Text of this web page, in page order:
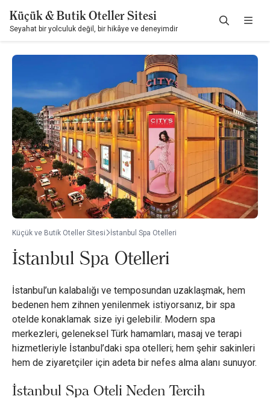
Küçük & Butik Oteller Sitesi
Seyahat bir yolculuk değil, bir hikâye ve deneyimdir
Küçük ve Butik Oteller Sitesi İstanbul Spa Otelleri
İstanbul Spa Otelleri
İstanbul’un kalabalığı ve temposundan uzaklaşmak, hem
bedenen hem zihnen yenilenmek istiyorsanız, bir spa
otelde konaklamak size iyi gelebilir. Modern spa
merkezleri, geleneksel Türk hamamları, masaj ve terapi
hizmetleriyle İstanbul’daki spa otelleri; hem şehir sakinleri
hem de ziyaretçiler için adeta bir nefes alma alanı sunuyor.
İstanbul Spa Oteli Neden Tercih